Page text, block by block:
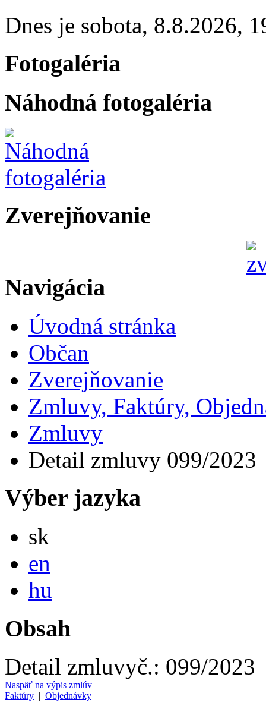
Dnes je sobota, 8.8.2026,
Fotogaléria
Náhodná fotogaléria
Zverejňovanie
Navigácia
Úvodná stránka
Občan
Zverejňovanie
Zmluvy, Faktúry,
Zmluvy
Detail zmluvy 099/2023
Výber jazyka
sk
en
hu
Obsah
Detail zmluvyč.: 099/2023
Naspäť na výpis zmlúv
Faktúry
Objednávky